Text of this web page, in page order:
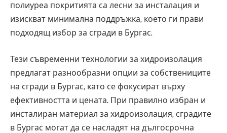
полиуреа покритията са лесни за инсталация и
изискват минимална поддръжка, което ги прави
подходящ избор за сгради в Бургас.
Тези съвременни технологии за хидроизолация
предлагат разнообразни опции за собствениците
на сгради в Бургас, като се фокусират върху
ефективността и цената. При правилно избран и
инсталиран материал за хидроизолация, сградите
в Бургас могат да се насладят на дългосрочна